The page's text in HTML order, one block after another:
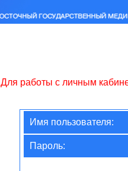
Для работы с личным
Имя пользователя:
Пароль: